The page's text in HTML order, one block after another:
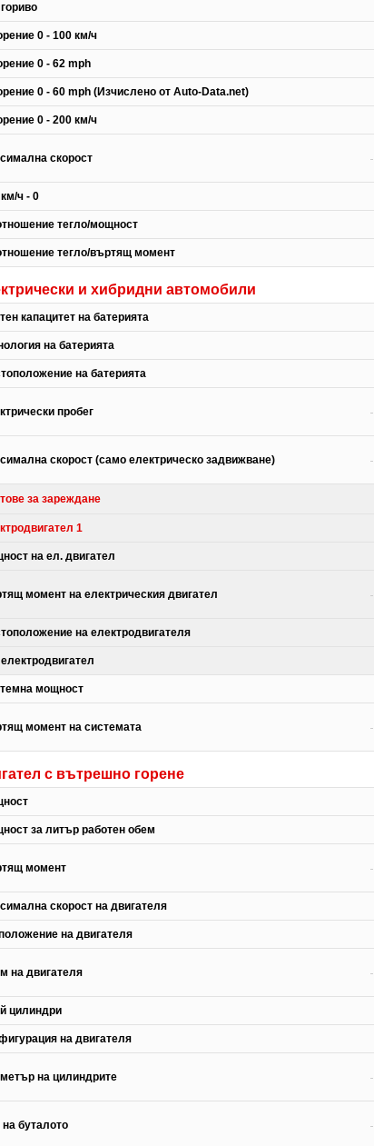
0 - 100 км/ч
0 - 62 mph
0 - 60 mph (Изчислено от Auto-Data.net)
0 - 200 км/ч
скорост
ч - 0
тегло/мощност
тегло/въртящ момент
и хибридни автомобили
капацитет на батерията
на батерията
на батерията
пробег
скорост (само електрическо задвижване)
за зареждане
1
на ел. двигател
момент на електрическия двигател
на електродвигателя
мощност
момент на системата
с вътрешно горене
за литър работен обем
момент
скорост на двигателя
на двигателя
на двигателя
цилиндри
на двигателя
на цилиндрите
буталото